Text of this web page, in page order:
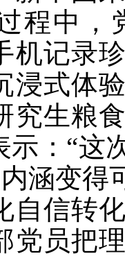
程中，
机记录
浸式体
究生粮
示：“这
涵变
自信转
党员把